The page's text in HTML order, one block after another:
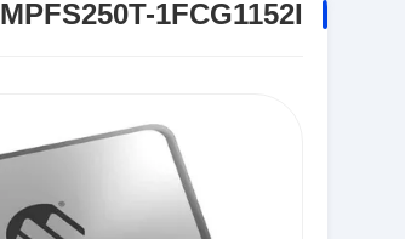
MPFS250T-1FCG1152I